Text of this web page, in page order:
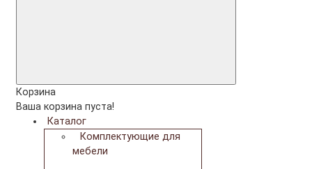
Корзина
Ваша корзина пуста!
Каталог
Комплектующие для
мебели